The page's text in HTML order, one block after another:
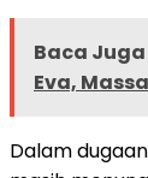
Baca Juga
Eva,
Dalam